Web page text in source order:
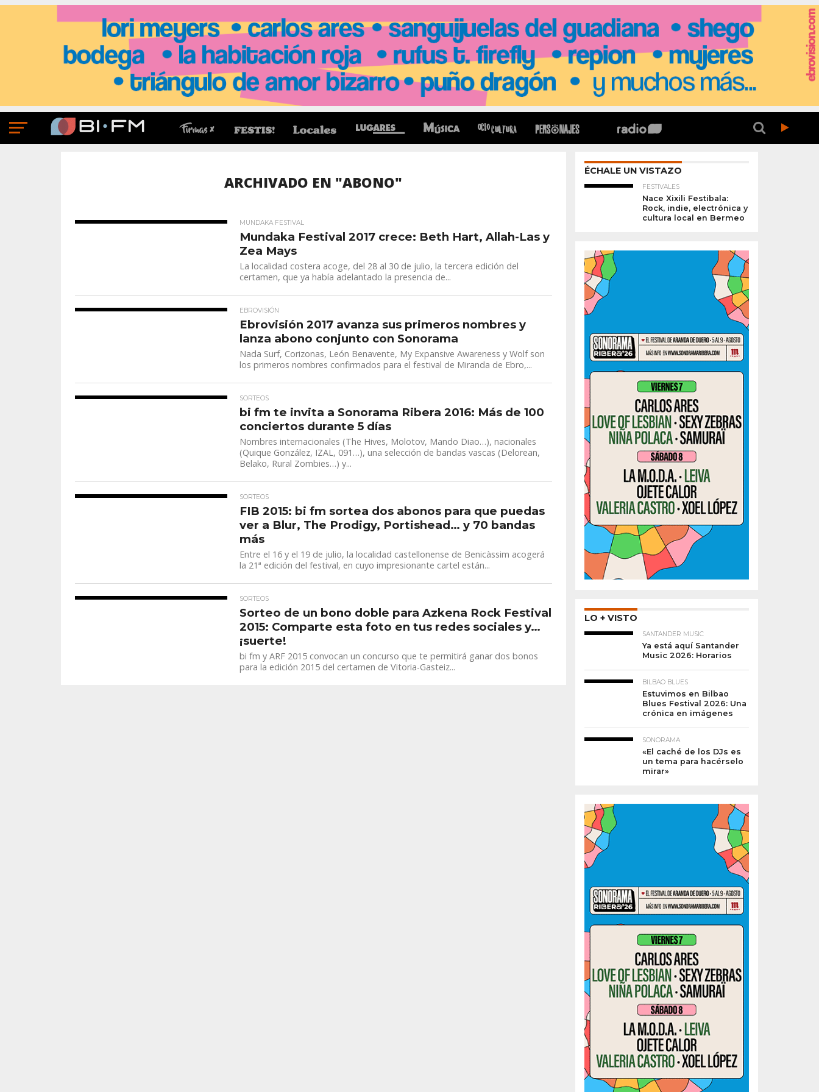
ARCHIVADO EN "ABONO"
MUNDAKA FESTIVAL
Mundaka Festival 2017 crece: Beth Hart, Allah-Las y
Zea Mays
La localidad costera acoge, del 28 al 30 de julio, la tercera edición del
certamen, que ya había adelantado la presencia de...
EBROVISIÓN
Ebrovisión 2017 avanza sus primeros nombres y
lanza abono conjunto con Sonorama
Nada Surf, Corizonas, León Benavente, My Expansive Awareness y Wolf son
los primeros nombres confirmados para el festival de Miranda de Ebro,...
SORTEOS
bi fm te invita a Sonorama Ribera 2016: Más de 100
conciertos durante 5 días
Nombres internacionales (The Hives, Molotov, Mando Diao…), nacionales
(Quique González, IZAL, 091…), una selección de bandas vascas (Delorean,
Belako, Rural Zombies…) y...
SORTEOS
FIB 2015: bi fm sortea dos abonos para que puedas
ver a Blur, The Prodigy, Portishead… y 70 bandas
más
Entre el 16 y el 19 de julio, la localidad castellonense de Benicàssim acogerá
la 21ª edición del festival, en cuyo impresionante cartel están...
SORTEOS
Sorteo de un bono doble para Azkena Rock Festival
2015: Comparte esta foto en tus redes sociales y…
¡suerte!
bi fm y ARF 2015 convocan un concurso que te permitirá ganar dos bonos
para la edición 2015 del certamen de Vitoria-Gasteiz...
ÉCHALE UN VISTAZO
FESTIVALES
Nace Xixili Festibala:
Rock, indie, electrónica y
cultura local en Bermeo
LO + VISTO
SANTANDER MUSIC
Ya está aquí Santander
Music 2026: Horarios
BILBAO BLUES
Estuvimos en Bilbao
Blues Festival 2026: Una
crónica en imágenes
SONORAMA
«El caché de los DJs es
un tema para hacérselo
mirar»